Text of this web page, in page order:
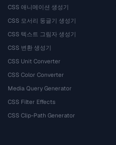
CSS 애니메이션 생성기
CSS 모서리 둥글기 생성기
CSS 텍스트 그림자 생성기
CSS 변환 생성기
CSS Unit Converter
CSS Color Converter
Media Query Generator
CSS Filter Effects
CSS Clip-Path Generator